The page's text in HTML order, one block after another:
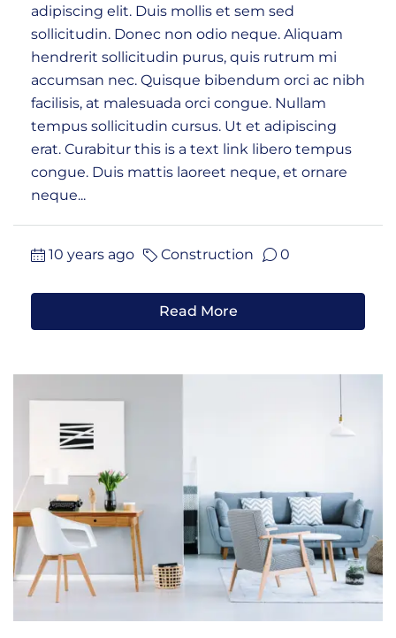
adipiscing elit. Duis mollis et sem sed
sollicitudin. Donec non odio neque. Aliquam
hendrerit sollicitudin purus, quis rutrum mi
accumsan nec. Quisque bibendum orci ac nibh
facilisis, at malesuada orci congue. Nullam
tempus sollicitudin cursus. Ut et adipiscing
erat. Curabitur this is a text link libero tempus
congue. Duis mattis laoreet neque, et ornare
neque...
10 years ago Construction 0
Read More